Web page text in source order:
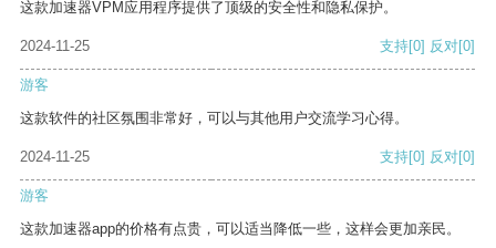
这款加速器VPM应用程序提供了顶级的安全性和隐私保护。
2024-11-25 支持[0] 反对[0]
游客
这款软件的社区氛围非常好，可以与其他用户交流学习心得。
2024-11-25 支持[0] 反对[0]
游客
这款加速器app的价格有点贵，可以适当降低一些，这样会更加亲民。